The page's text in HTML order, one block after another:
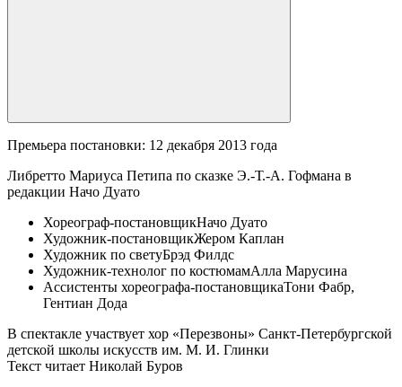
Премьера постановки: 12 декабря 2013 года
Либретто Мариуса Петипа по сказке Э.-Т.-А. Гофмана в
редакции Начо Дуато
Хореограф-постановщикНачо Дуато
Художник-постановщикЖером Каплан
Художник по светуБрэд Филдс
Художник-технолог по костюмамАлла Марусина
Ассистенты хореографа-постановщикаТони Фабр,
Гентиан Дода
В спектакле участвует хор «Перезвоны» Санкт-Петербургской
детской школы искусств им. М. И. Глинки
Текст читает Николай Буров